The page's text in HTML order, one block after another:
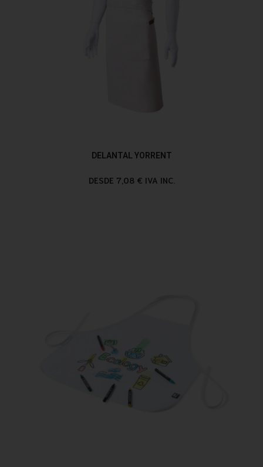
DELANTAL YORRENT
DESDE 7,08 € IVA INC.